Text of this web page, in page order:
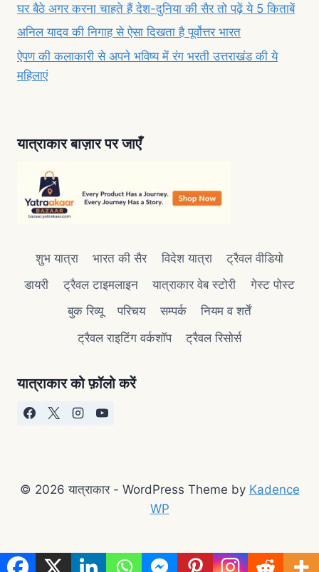
घर बैठे अगर करना चाहते हैं देश-दुनिया की सैर तो पढ़ें ये 5 किताबें
अनिल यादव की निगाह से ऐसा दिखता है पूर्वोत्तर भारत
ऐपण की कलाकारी से अपने भविष्य में रंग भरती उत्तराखंड की ये
महिलाएं
यात्राकार बाज़ार पर जाएँ
शुभ यात्रा भारत की सैर विदेश यात्रा
ट्रैवल वीडियो
डायरी
ट्रैवल टाइमलाइन यात्राकार वेब स्टोरी
गेस्ट पोस्ट
बुक रिव्यू
परिचय सम्पर्क
नियम व शर्तें
ट्रैवल राइटिंग वर्कशॉप
ट्रैवल रिसोर्स
यात्राकार को फ़ॉलो करें
© 2026 यात्राकार - WordPress Theme by Kadence
WP